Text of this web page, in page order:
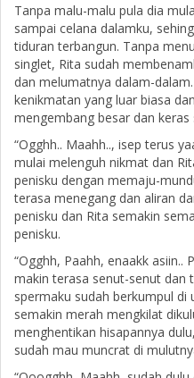
Tanpa malu-malu pula dia
sampai celana dalamku,
tiduran terbangun. Tanpa
singlet, Rita sudah
dan melumatnya dalam-
kenikmatan yang luar biasa
mengembang besar dan keras
“Ogghh.. Maahh.., isep terus
mulai melenguh nikmat dan
penisku dengan memaju-
terasa menegang dan aliran
penisku dan Rita semakin
penisku.
“Ogghh, Paahh, enaakk asiin..
makin terasa senut-senut dan
spermaku sudah berkumpul di
semakin merah mengkilat
menghentikan hisapannya
sudah mau muncrat di